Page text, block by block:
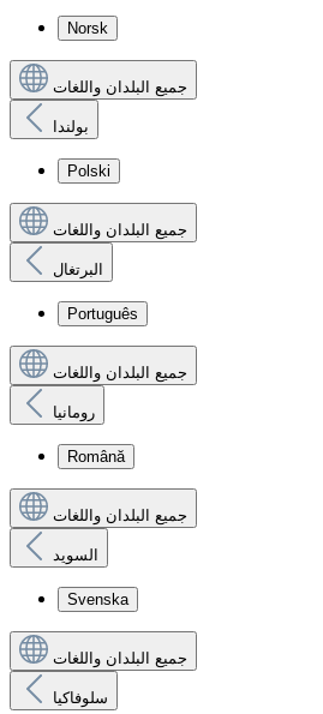
Norsk
جميع البلدان واللغات
بولندا
Polski
جميع البلدان واللغات
البرتغال
Português
جميع البلدان واللغات
رومانيا
Română
جميع البلدان واللغات
السويد
Svenska
جميع البلدان واللغات
سلوفاكيا